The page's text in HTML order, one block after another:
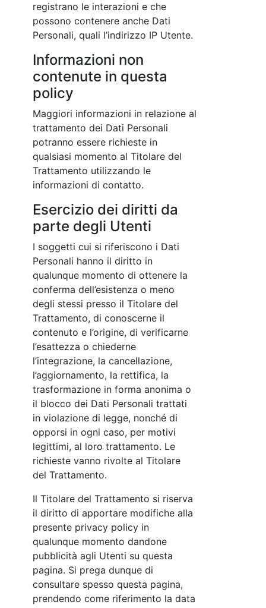
registrano le interazioni e che
possono contenere anche Dati
Personali, quali l’indirizzo IP Utente.
Informazioni non
contenute in questa
policy
Maggiori informazioni in relazione al
trattamento dei Dati Personali
potranno essere richieste in
qualsiasi momento al Titolare del
Trattamento utilizzando le
informazioni di contatto.
Esercizio dei diritti da
parte degli Utenti
I soggetti cui si riferiscono i Dati
Personali hanno il diritto in
qualunque momento di ottenere la
conferma dell’esistenza o meno
degli stessi presso il Titolare del
Trattamento, di conoscerne il
contenuto e l’origine, di verificarne
l’esattezza o chiederne
l’integrazione, la cancellazione,
l’aggiornamento, la rettifica, la
trasformazione in forma anonima o
il blocco dei Dati Personali trattati
in violazione di legge, nonché di
opporsi in ogni caso, per motivi
legittimi, al loro trattamento. Le
richieste vanno rivolte al Titolare
del Trattamento.
Il Titolare del Trattamento si riserva
il diritto di apportare modifiche alla
presente privacy policy in
qualunque momento dandone
pubblicità agli Utenti su questa
pagina. Si prega dunque di
consultare spesso questa pagina,
prendendo come riferimento la data